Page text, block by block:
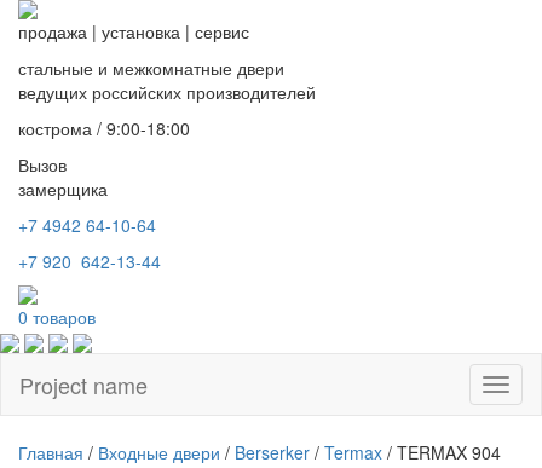
продажа | установка | сервис
стальные и межкомнатные двери
ведущих российских производителей
кострома / 9:00-18:00
Вызов
замерщика
+7 4942 64-10-64
+7 920 642-13-44
0 товаров
Project name
Главная / Входные двери / Berserker / Termax / TERMAX 904